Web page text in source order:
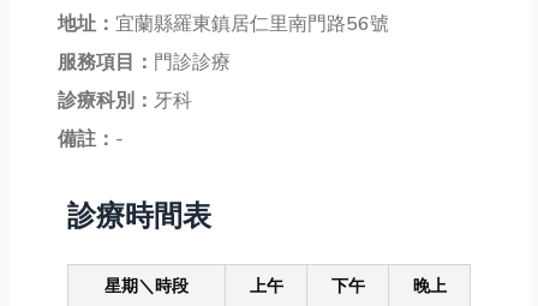
地址： 宜蘭縣羅東鎮居仁里南門路56號
服務項目： 門診診療
診療科別： 牙科
備註： -
診療時間表
星期＼時段 上午 下午
晚上